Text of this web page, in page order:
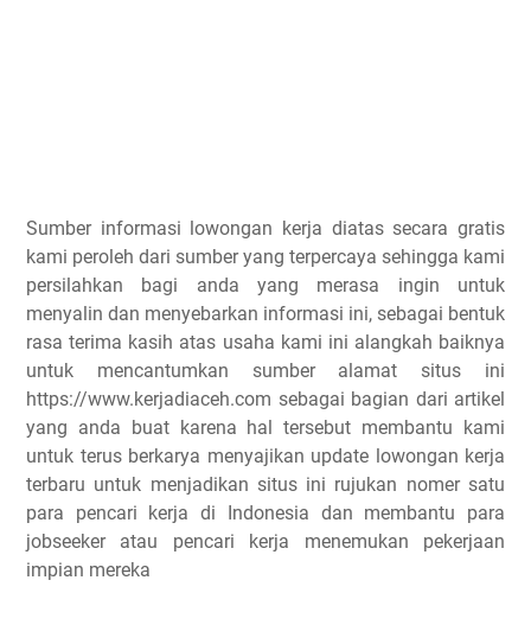
Sumber informasi lowongan kerja diatas secara gratis
kami peroleh dari sumber yang terpercaya sehingga kami
persilahkan bagi anda yang merasa ingin untuk
menyalin dan menyebarkan informasi ini, sebagai bentuk
rasa terima kasih atas usaha kami ini alangkah baiknya
untuk mencantumkan sumber alamat situs ini
https://www.kerjadiaceh.com sebagai bagian dari artikel
yang anda buat karena hal tersebut membantu kami
untuk terus berkarya menyajikan update lowongan kerja
terbaru untuk menjadikan situs ini rujukan nomer satu
para pencari kerja di Indonesia dan membantu para
jobseeker atau pencari kerja menemukan pekerjaan
impian mereka